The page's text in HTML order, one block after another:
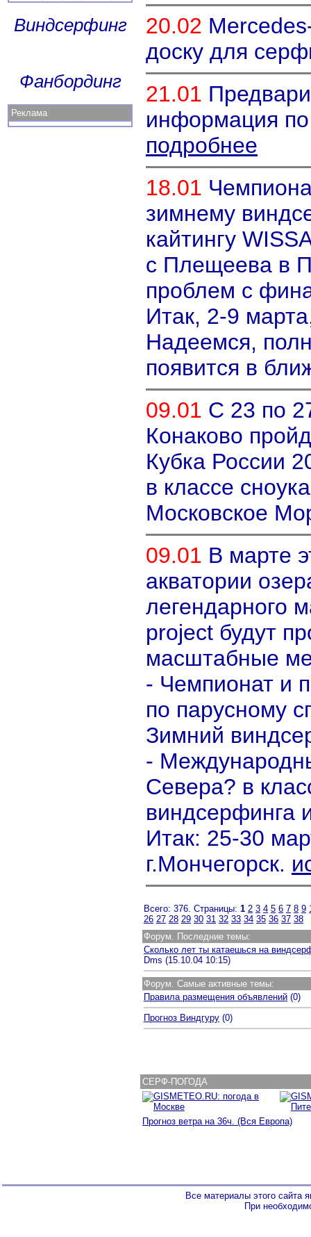
Виндсерфинг
Фанбординг
Реклама
20.02
доску для
21.01
информация
подробнее
18.01
зимнему
кайтингу
с Плещеева в
проблем с
Итак, 2-9
Надеемся,
появится в
09.01 С 23 по
Конаково
Кубка России
в классе
Московское
09.01 В марте
акватории
легендарного
project будут
масштабные
- Чемпионат и
по парусному
Зимний
-
Севера? в
виндсерфинга
Итак: 25-30
г.Мончегорск.
Всего: 376. Страницы: 1 2 3 4 5 6 7 8 9
26 27 28 29 30 31 32 33 34 35 36 37 38
Форум. Последние темы:
Сколько лет ты катаешься на
Dms (15.10.04 10:15)
Форум. Самые активные темы:
Правила размещения объявлений (0)
Прогноз Виндгуру (0)
СЕРФ-ПОГОДА
Прогноз ветра на 36ч. (Вся Европа)
Все материалы этого сайта
При